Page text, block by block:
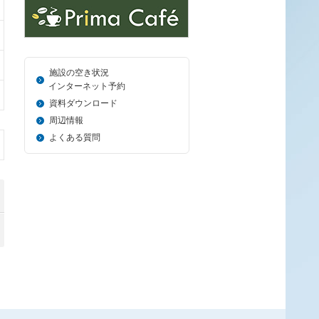
施設の空き状況
＿_ インターネット予約
資料ダウンロード
周辺情報
よくある質問